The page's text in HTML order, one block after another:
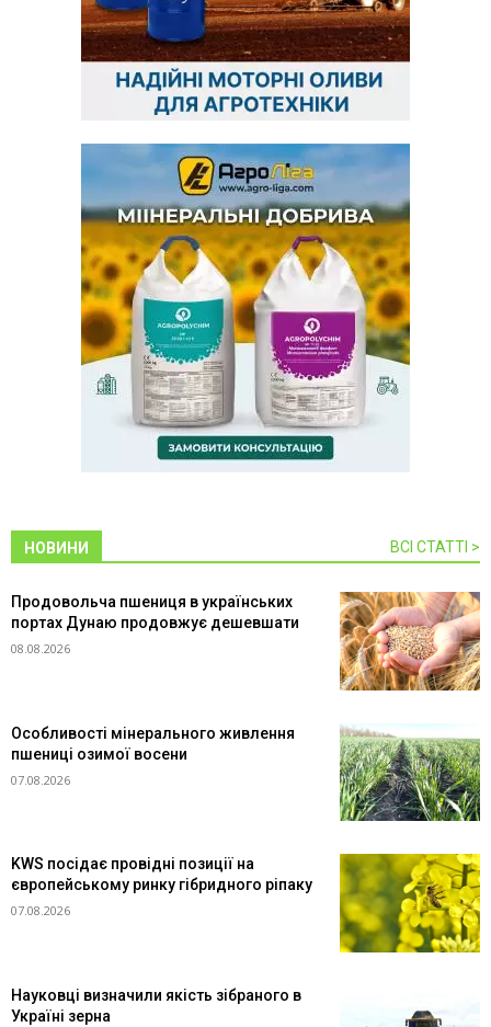
НОВИНИ ВСІ СТАТТІ >
Продовольча пшениця в українських
портах Дунаю продовжує дешевшати
08.08.2026
Особливості мінерального живлення
пшениці озимої восени
07.08.2026
KWS посідає провідні позиції на
європейському ринку гібридного ріпаку
07.08.2026
Науковці визначили якість зібраного в
Україні зерна